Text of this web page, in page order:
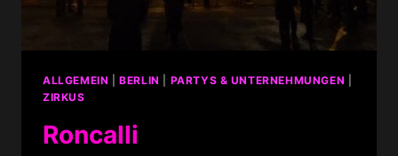
ALLGEMEIN |BERLIN PARTYS & UNTERNEHMUNGEN
ZIRKUS
Roncalli